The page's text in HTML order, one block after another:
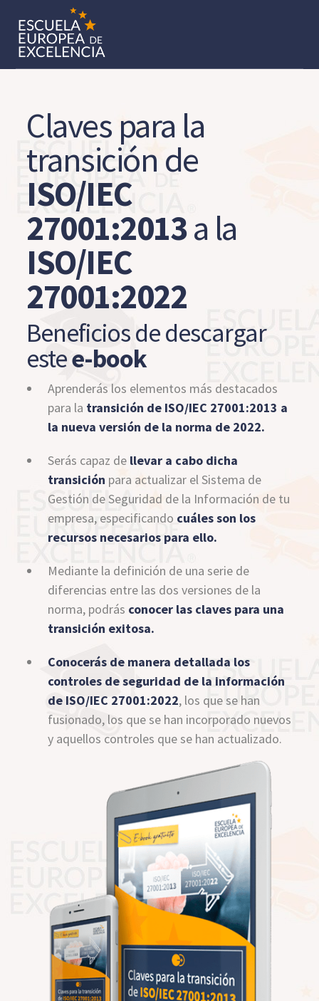
Claves para la
transición de
ISO/IEC
27001:2013a la
ISO/IEC
27001:2022
Beneficios de descargar
estee-book
Aprenderás los elementos más destacados
para la transición de ISO/IEC 27001:2013 a
la nueva versión de la norma de 2022.
Serás capaz de llevar a cabo dicha
transición para actualizar el Sistema de
Gestión de Seguridad de la Información de tu
empresa, especificando cuáles son los
recursos necesarios para ello.
Mediante la definición de una serie de
diferencias entre las dos versiones de la
norma, podrás conocer las claves para una
transición exitosa.
Conocerás de manera detallada los
controles de seguridad de la información
de ISO/IEC 27001:2022, los que se han
fusionado, los que se han incorporado nuevos
y aquellos controles que se han actualizado.